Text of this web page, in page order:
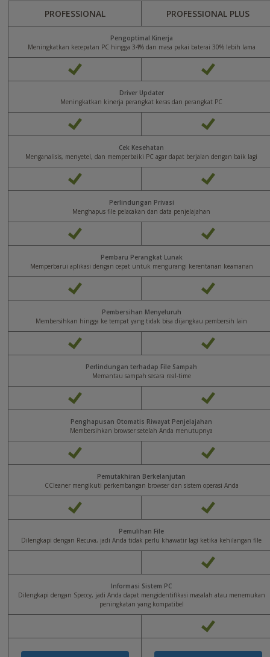
PROFESSIONAL PROFESSIONAL PLUS
Pengoptimal Kinerja
Meningkatkan kecepatan PC hingga 34% dan masa pakai baterai 30% lebih lama
Driver Updater
Meningkatkan kinerja perangkat keras dan perangkat PC
Cek Kesehatan
Menganalisis, menyetel, dan memperbaiki PC agar dapat berjalan dengan baik lagi
Perlindungan Privasi
Menghapus file pelacakan dan data penjelajahan
Pembaru Perangkat Lunak
Memperbarui aplikasi dengan cepat untuk mengurangi kerentanan keamanan
Pembersihan Menyeluruh
Membersihkan hingga ke tempat yang tidak bisa dijangkau pembersih lain
Perlindungan terhadap File Sampah
Memantau sampah secara real-time
Penghapusan Otomatis Riwayat Penjelajahan
Membersihkan browser setelah Anda menutupnya
Pemutakhiran Berkelanjutan
CCleaner mengikuti perkembangan browser dan sistem operasi Anda
Pemulihan File
Dilengkapi dengan Recuva, jadi Anda tidak perlu khawatir lagi ketika kehilangan file
Informasi Sistem PC
Dilengkapi dengan Speccy, jadi Anda dapat mengidentifikasi masalah atau menemukan
peningkatan yang kompatibel